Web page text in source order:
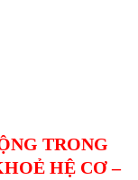
TRONG
HỆ CƠ –